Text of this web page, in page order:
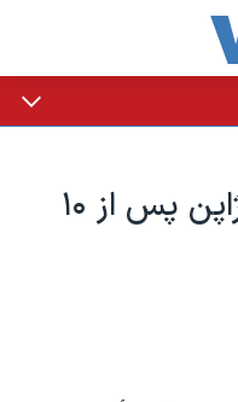
دیدار رهبران روسیه و ژاپن پس از ۱۰